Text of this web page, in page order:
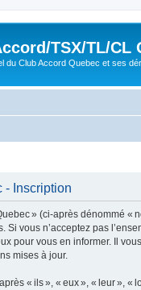
TSX/TL/CL
du Club Accord Quebec et ses
- Inscription
» (ci-après dénommé «
vous n’acceptez pas
pour vous en informer. Il
mises à jour.
« ils », « eux », « leur »,